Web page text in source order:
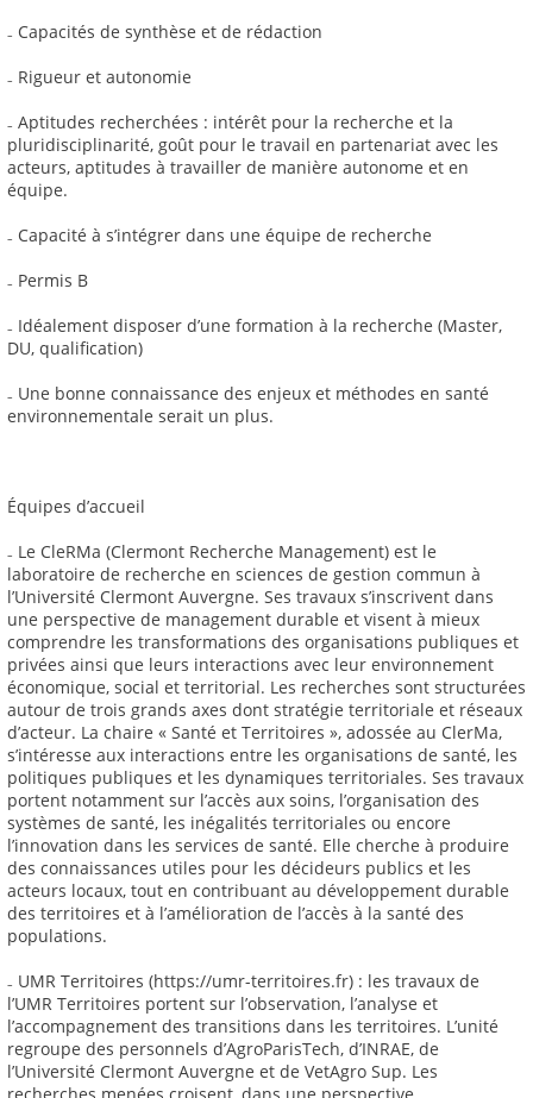
₋ Capacités de synthèse et de rédaction
₋ Rigueur et autonomie
₋ Aptitudes recherchées : intérêt pour la recherche et la
pluridisciplinarité, goût pour le travail en partenariat avec les
acteurs, aptitudes à travailler de manière autonome et en
équipe.
₋ Capacité à s’intégrer dans une équipe de recherche
₋ Permis B
₋ Idéalement disposer d’une formation à la recherche (Master,
DU, qualification)
₋ Une bonne connaissance des enjeux et méthodes en santé
environnementale serait un plus.
Équipes d’accueil
₋ Le CleRMa (Clermont Recherche Management) est le
laboratoire de recherche en sciences de gestion commun à
l’Université Clermont Auvergne. Ses travaux s’inscrivent dans
une perspective de management durable et visent à mieux
comprendre les transformations des organisations publiques et
privées ainsi que leurs interactions avec leur environnement
économique, social et territorial. Les recherches sont structurées
autour de trois grands axes dont stratégie territoriale et réseaux
d’acteur. La chaire « Santé et Territoires », adossée au ClerMa,
s’intéresse aux interactions entre les organisations de santé, les
politiques publiques et les dynamiques territoriales. Ses travaux
portent notamment sur l’accès aux soins, l’organisation des
systèmes de santé, les inégalités territoriales ou encore
l’innovation dans les services de santé. Elle cherche à produire
des connaissances utiles pour les décideurs publics et les
acteurs locaux, tout en contribuant au développement durable
des territoires et à l’amélioration de l’accès à la santé des
populations.
₋ UMR Territoires (https://umr-territoires.fr) : les travaux de
l’UMR Territoires portent sur l’observation, l’analyse et
l’accompagnement des transitions dans les territoires. L’unité
regroupe des personnels d’AgroParisTech, d’INRAE, de
l’Université Clermont Auvergne et de VetAgro Sup. Les